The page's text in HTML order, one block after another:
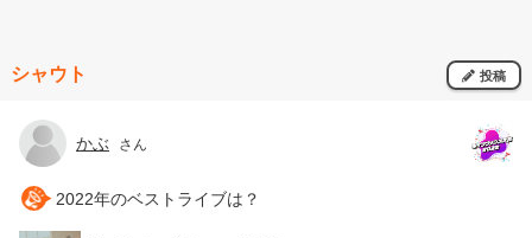
シャウト 投稿
かぶ さん
2022年のベストライブは？